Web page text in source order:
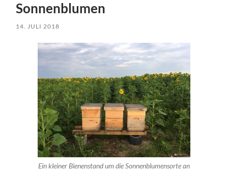
Sonnenblumen
14. JULI 2018
Ein kleiner Bienenstand um die Sonnenblumensorte an